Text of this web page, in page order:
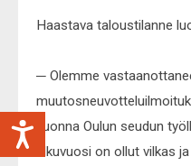
Haastava taloustilanne
─ Olemme
vuonna Oulun seudun
alkuvuosi on ollut vilkas